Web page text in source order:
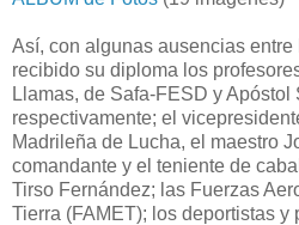
Así, con algunas ausencias
recibido su diploma los
Llamas, de Safa-FESD y Apóstol
respectivamente; el
Madrileña de Lucha, el maestro
comandante y el teniente de
Tirso Fernández; las Fuerzas
Tierra (FAMET); los deportistas y